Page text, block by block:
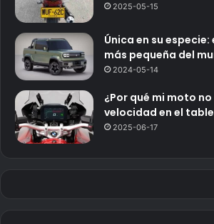
2025-05-15
Única en su
más pequeña del
2024-05-14
¿Por qué mi moto
velocidad en el
2025-06-17